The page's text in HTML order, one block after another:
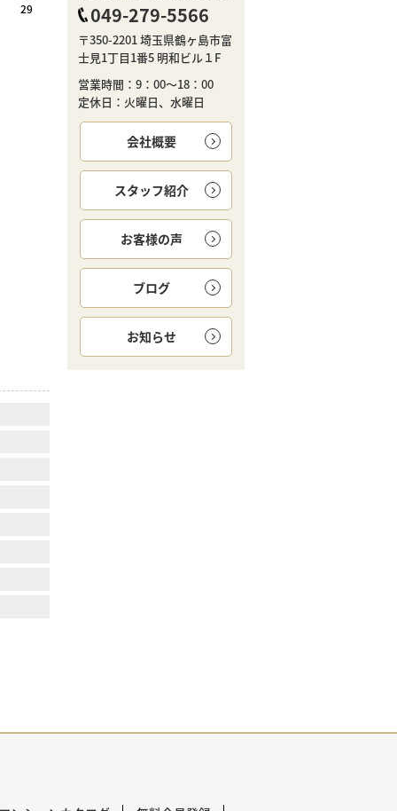
29
049-279-5566
〒350-2201 埼玉県鶴ヶ島市富
士見1丁目1番5 明和ビル１F
営業時間：9：00～18：00
定休日：火曜日、水曜日
会社概要
スタッフ紹介
お客様の声
ブログ
お知らせ